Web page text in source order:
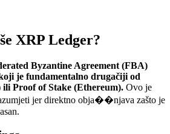
XRP Ledger?
Byzantine Agreement (FBA)
je fundamentalno drugačiji od
Proof of Stake (Ethereum). Ovo je
jer direktno obja��njava zašto je